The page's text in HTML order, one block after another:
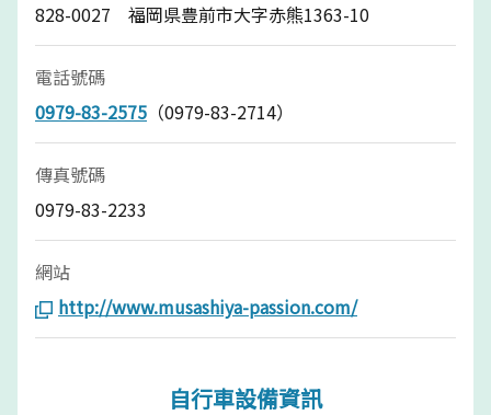
828-0027 福岡県豊前市大字赤熊1363-10
電話號碼
0979-83-2575 （0979-83-2714）
傳真號碼
0979-83-2233
網站
http://www.musashiya-passion.com/
自行車設備資訊